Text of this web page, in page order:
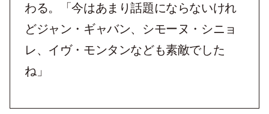
わる。「今はあまり話題にならないけれ
どジャン・ギャバン、シモーヌ・シニョ
レ、イヴ・モンタンなども素敵でした
ね」